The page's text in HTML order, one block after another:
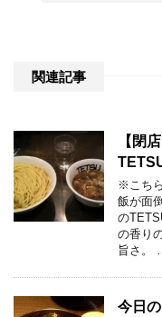
関連記事
【閉
※こち
飯が面
の
の香り
旨さ。 …
今日